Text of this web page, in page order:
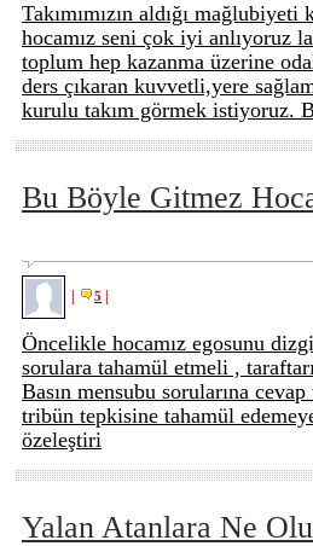
Takımımızın aldığı
hocamız seni çok iyi anlıyoruz
toplum hep kazanma üzerine
ders çıkaran kuvvetli,yere
kurulu takım görmek istiyoruz.
Bu Böyle Gitmez
5
Öncelikle hocamız egosunu
sorulara tahamül etmeli ,
Basın mensubu sorularına
tribün tepkisine tahamül
özeleştiri
Yalan Atanlara Ne